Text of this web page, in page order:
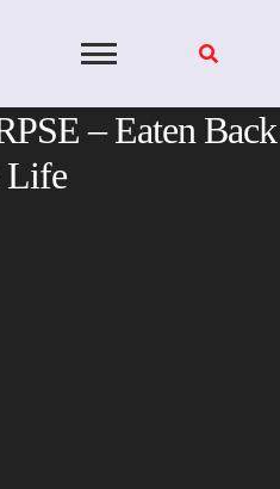
– Eaten Back
Life